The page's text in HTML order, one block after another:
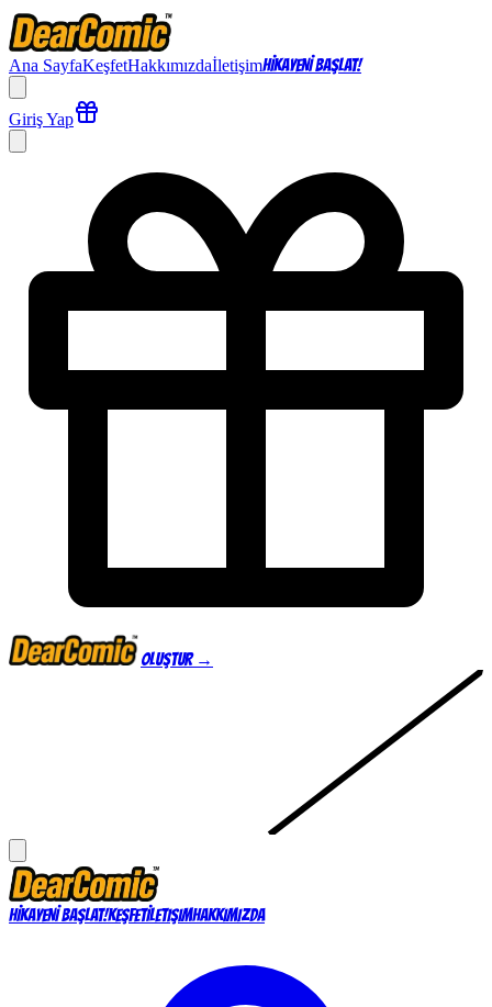
Ana SayfaKeşfetHakkımızdaİletişimHİKAYENİ BAŞLAT!
Giriş Yap
Oluştur →
HİKAYENİ BAŞLAT!KEŞFETİLETIŞIMHAKKIMIZDA